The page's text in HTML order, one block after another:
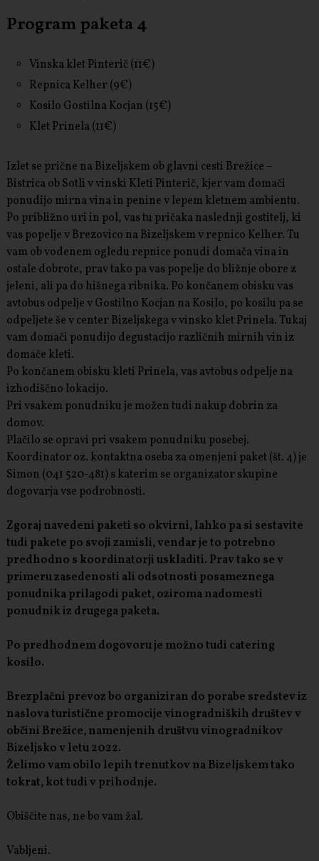
Program paketa 4
Vinska klet Pinterič (11€)
Repnica Kelher (9€)
Kosilo Gostilna Kocjan (15€)
Klet Prinela (11€)
Izlet se prične na Bizeljskem ob glavni cesti Brežice –
Bistrica ob Sotli v vinski Kleti Pinterič, kjer vam domači
ponudijo mirna vina in penine v lepem kletnem ambientu.
Po približno uri in pol, vas tu pričaka naslednji gostitelj, ki
vas popelje v Brezovico na Bizeljskem v repnico Kelher. Tu
vam ob vodenem ogledu repnice ponudi domača vina in
ostale dobrote, prav tako pa vas popelje do bližnje obore z
jeleni, ali pa do hišnega ribnika. Po končanem obisku vas
avtobus odpelje v Gostilno Kocjan na Kosilo, po kosilu pa se
odpeljete še v center Bizeljskega v vinsko klet Prinela. Tukaj
vam domači ponudijo degustacijo različnih mirnih vin iz
domače kleti.
Po končanem obisku kleti Prinela, vas avtobus odpelje na
izhodiščno lokacijo.
Pri vsakem ponudniku je možen tudi nakup dobrin za
domov.
Plačilo se opravi pri vsakem ponudniku posebej.
Koordinator oz. kontaktna oseba za omenjeni paket (št. 4) je
Simon (041 520-481) s katerim se organizator skupine
dogovarja vse podrobnosti.
Zgoraj navedeni paketi so okvirni, lahko pa si sestavite
tudi pakete po svoji zamisli, vendar je to potrebno
predhodno s koordinatorji uskladiti. Prav tako se v
primeru zasedenosti ali odsotnosti posameznega
ponudnika prilagodi paket, oziroma nadomesti
ponudnik iz drugega paketa.
Po predhodnem dogovoru je možno tudi catering
kosilo.
Brezplačni prevoz bo organiziran do porabe sredstev iz
naslova turistične promocije vinogradniških društev v
občini Brežice, namenjenih društvu vinogradnikov
Bizeljsko v letu 2022.
Želimo vam obilo lepih trenutkov na Bizeljskem tako
tokrat, kot tudi v prihodnje.
Obiščite nas, ne bo vam žal.
Vabljeni.